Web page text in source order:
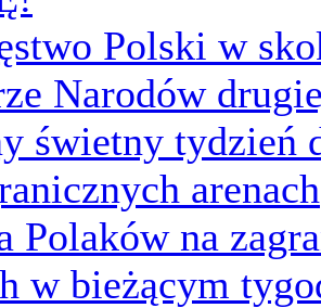
Polski w
Narodów
świetny tydzień
arenach
Polaków na
w bieżącym